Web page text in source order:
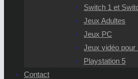
Switch 1 et
Jeux Adultes
Jeux PC
Jeux vidéo pour
Playstation 5
Contact